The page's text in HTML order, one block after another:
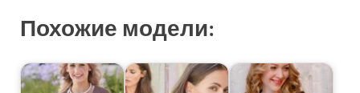
Похожие модели: